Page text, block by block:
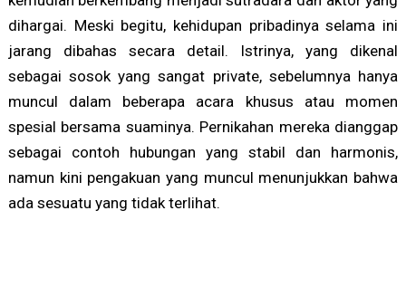
dihargai. Meski begitu, kehidupan pribadinya selama ini
jarang dibahas secara detail. Istrinya, yang dikenal
sebagai sosok yang sangat private, sebelumnya hanya
muncul dalam beberapa acara khusus atau momen
spesial bersama suaminya. Pernikahan mereka dianggap
sebagai contoh hubungan yang stabil dan harmonis,
namun kini pengakuan yang muncul menunjukkan bahwa
ada sesuatu yang tidak terlihat.